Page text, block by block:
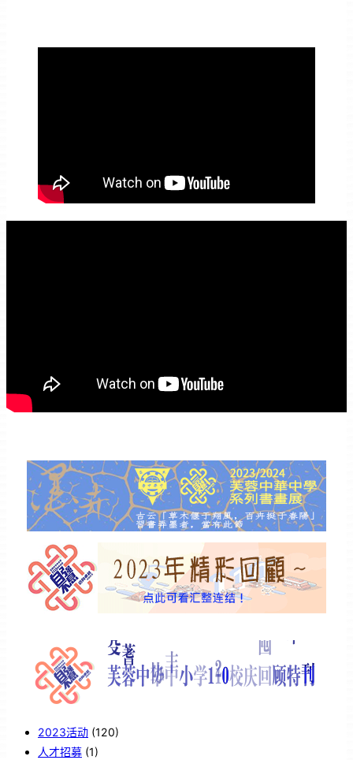
2023活动 (120)
人才招募 (1)